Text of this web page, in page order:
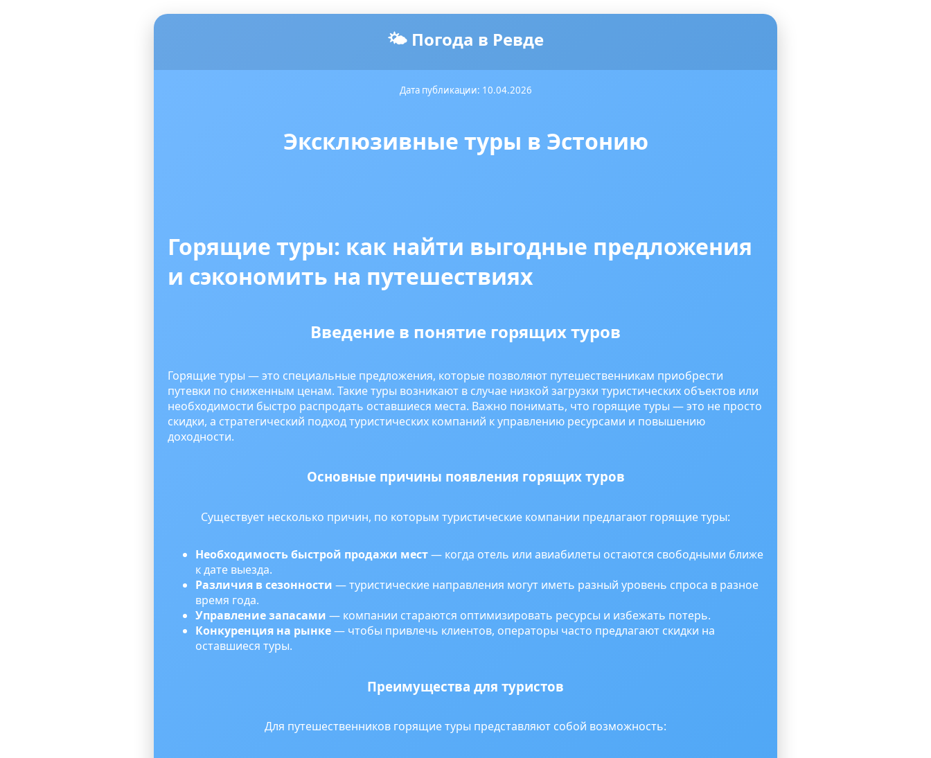
🌤️ Погода в Ревде
Дата публикации: 10.04.2026
Эксклюзивные туры в Эстонию
Горящие туры: как найти выгодные предложения
и сэкономить на путешествиях
Введение в понятие горящих туров
Горящие туры — это специальные предложения, которые позволяют путешественникам приобрести
путевки по сниженным ценам. Такие туры возникают в случае низкой загрузки туристических объектов или
необходимости быстро распродать оставшиеся места. Важно понимать, что горящие туры — это не просто
скидки, а стратегический подход туристических компаний к управлению ресурсами и повышению
доходности.
Основные причины появления горящих туров
Существует несколько причин, по которым туристические компании предлагают горящие туры:
Необходимость быстрой продажи мест— когда отель или авиабилеты остаются свободными ближе
к дате выезда.
Различия в сезонности — туристические направления могут иметь разный уровень спроса в разное
время года.
Управление запасами — компании стараются оптимизировать ресурсы и избежать потерь.
Конкуренция на рынке— чтобы привлечь клиентов, операторы часто предлагают скидки на
оставшиеся туры.
Преимущества для туристов
Для путешественников горящие туры представляют собой возможность: